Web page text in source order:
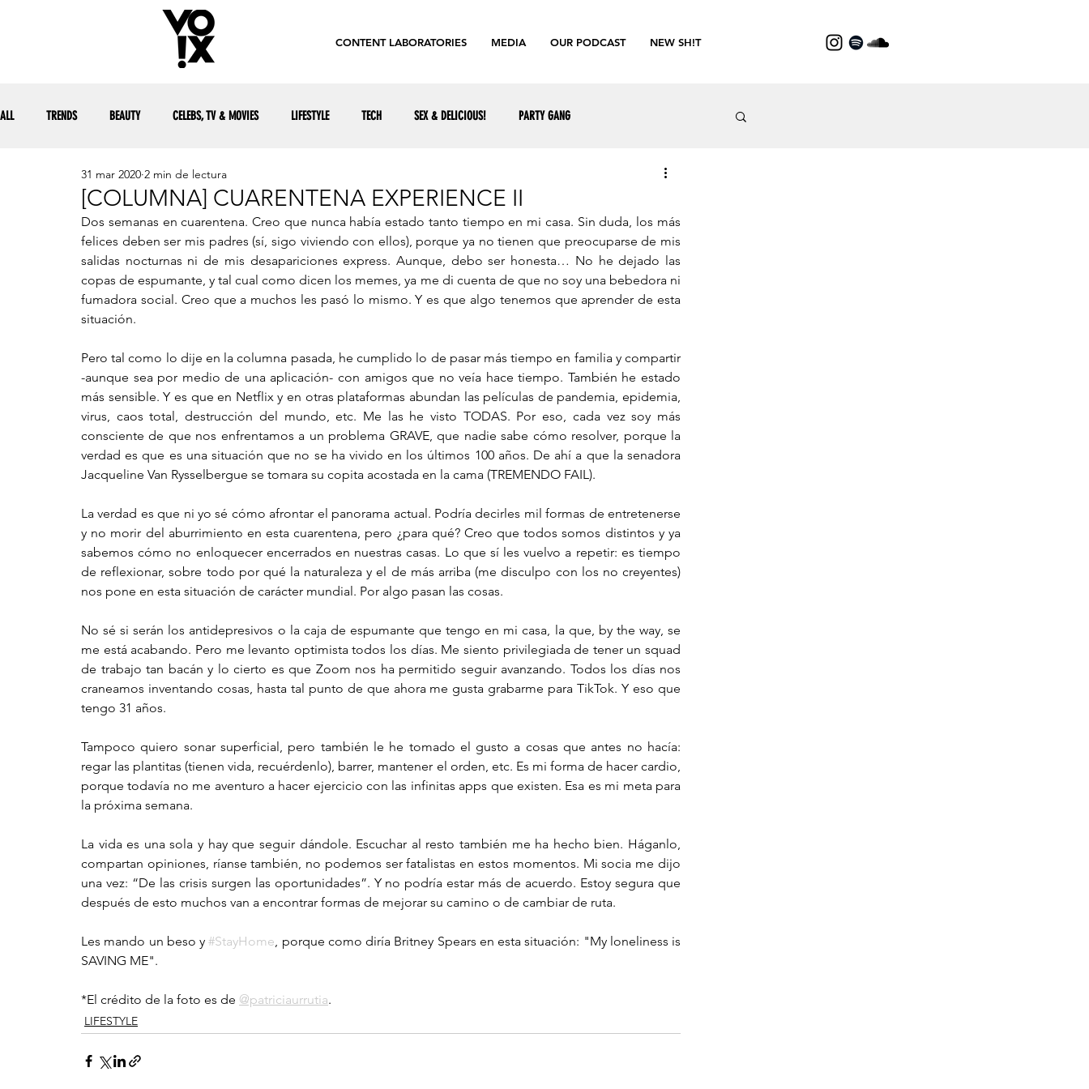
CONTENT LABORATORIES MEDIA OUR PODCAST NEW SH!T
ALL TRENDS BEAUTY CELEBS, TV & MOVIES LIFESTYLE TECH SEX & DELICIOUS! PARTY GANG
[COLUMNA] CUARENTENA EXPERIENCE II
31 mar 2020 2 min de lectura
Dos semanas en cuarentena. Creo que nunca había estado tanto tiempo en mi casa. Sin duda, los más
felices deben ser mis padres (sí, sigo viviendo con ellos), porque ya no tienen que preocuparse de mis
salidas nocturnas ni de mis desapariciones express. Aunque, debo ser honesta… No he dejado las
copas de espumante, y tal cual como dicen los memes, ya me di cuenta de que no soy una bebedora ni
fumadora social. Creo que a muchos les pasó lo mismo. Y es que algo tenemos que aprender de esta
situación.
Pero tal como lo dije en la columna pasada, he cumplido lo de pasar más tiempo en familia y compartir
-aunque sea por medio de una aplicación- con amigos que no veía hace tiempo. También he estado
más sensible. Y es que en Netflix y en otras plataformas abundan las películas de pandemia, epidemia,
virus, caos total, destrucción del mundo, etc. Me las he visto TODAS. Por eso, cada vez soy más
consciente de que nos enfrentamos a un problema GRAVE, que nadie sabe cómo resolver, porque la
verdad es que es una situación que no se ha vivido en los últimos 100 años. De ahí a que la senadora
Jacqueline Van Rysselbergue se tomara su copita acostada en la cama (TREMENDO FAIL).
La verdad es que ni yo sé cómo afrontar el panorama actual. Podría decirles mil formas de entretenerse
y no morir del aburrimiento en esta cuarentena, pero ¿para qué? Creo que todos somos distintos y ya
sabemos cómo no enloquecer encerrados en nuestras casas. Lo que sí les vuelvo a repetir: es tiempo
de reflexionar, sobre todo por qué la naturaleza y el de más arriba (me disculpo con los no creyentes)
nos pone en esta situación de carácter mundial. Por algo pasan las cosas.
No sé si serán los antidepresivos o la caja de espumante que tengo en mi casa, la que, by the way, se
me está acabando. Pero me levanto optimista todos los días. Me siento privilegiada de tener un squad
de trabajo tan bacán y lo cierto es que Zoom nos ha permitido seguir avanzando. Todos los días nos
craneamos inventando cosas, hasta tal punto de que ahora me gusta grabarme para TikTok. Y eso que
tengo 31 años.
Tampoco quiero sonar superficial, pero también le he tomado el gusto a cosas que antes no hacía:
regar las plantitas (tienen vida, recuérdenlo), barrer, mantener el orden, etc. Es mi forma de hacer cardio,
porque todavía no me aventuro a hacer ejercicio con las infinitas apps que existen. Esa es mi meta para
la próxima semana.
La vida es una sola y hay que seguir dándole. Escuchar al resto también me ha hecho bien. Háganlo,
compartan opiniones, ríanse también, no podemos ser fatalistas en estos momentos. Mi socia me dijo
una vez: “De las crisis surgen las oportunidades”. Y no podría estar más de acuerdo. Estoy segura que
después de esto muchos van a encontrar formas de mejorar su camino o de cambiar de ruta.
Les mando un beso y #StayHome, porque como diría Britney Spears en esta situación: "My loneliness is
SAVING ME".
*El crédito de la foto es de @patriciaurrutia.
LIFESTYLE